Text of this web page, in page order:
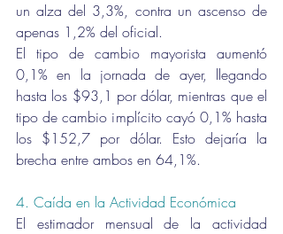
un alza del 3,3%, contra un ascenso de
apenas 1,2% del oficial.
El tipo de cambio mayorista aumentó
0,1% en la jornada de ayer, llegando
hasta los $93,1 por dólar, mientras que el
tipo de cambio implícito cayó 0,1% hasta
los $152,7 por dólar. Esto dejaría la
brecha entre ambos en 64,1%.
4. Caída en la Actividad Económica
El estimador mensual de la actividad